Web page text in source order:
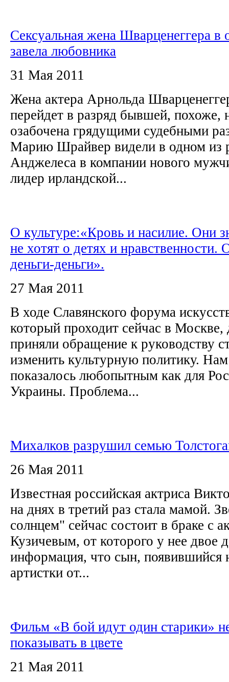
Сексуальная жена Шварценеггера в
завела любовника
31 Мая 2011
Жена актера Арнольда
перейдет в разряд бывшей, похоже,
озабочена грядущими судебными
Марию Шрайвер видели в одном из
Анджелеса в компании нового
лидер ирландской...
О культуре:«Кровь и насилие. Они
не хотят о детях и нравственности.
деньги-деньги».
27 Мая 2011
В ходе Славянского форума
который проходит сейчас в Москве,
приняли обращение к руководству
изменить культурную политику.
показалось любопытным как для
Украины. Проблема...
Михалков разрушил семью
26 Мая 2011
Известная российская актриса
на днях в третий раз стала мамой.
солнцем" сейчас состоит в браке с
Кузичевым, от которого у нее двое
информация, что сын, появившийся
артистки от...
Фильм «В бой идут один старики»
показывать в цвете
21 Мая 2011